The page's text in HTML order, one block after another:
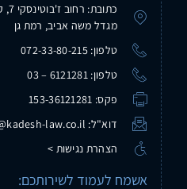
כתובת: רחוב ז'בוטינסקי 7, קומה 51,
מגדל משה אביב, רמת גן
טלפון: 072-33-80-215
טלפון: 6121281 – 03
פקס: 153-36121281
דוא"ל: Tal@kadesh-law.co.il
הצהרת נגישות >
אשמח לעמוד לשירותכם: